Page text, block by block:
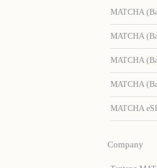
MATCHA
MATCHA
MATCHA
MATCHA
MATCHA
Company